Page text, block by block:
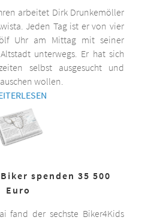
arbeitet Dirk Drunkemöller
Jeden Tag ist er von vier
Uhr am Mittag mit seiner
unterwegs. Er hat sich
selbst ausgesucht und
wollen.
spenden 35 500
Euro
fand der sechste Biker4Kids